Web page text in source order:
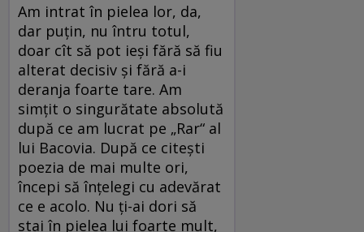
Am intrat în pielea lor, da,
dar puțin, nu întru totul,
doar cît să pot ieși fără să fiu
alterat decisiv și fără a-i
deranja foarte tare. Am
simțit o singurătate absolută
după ce am lucrat pe „Rar“ al
lui Bacovia. După ce citești
poezia de mai multe ori,
începi să înțelegi cu adevărat
ce e acolo. Nu ți-ai dori să
stai în pielea lui foarte mult,